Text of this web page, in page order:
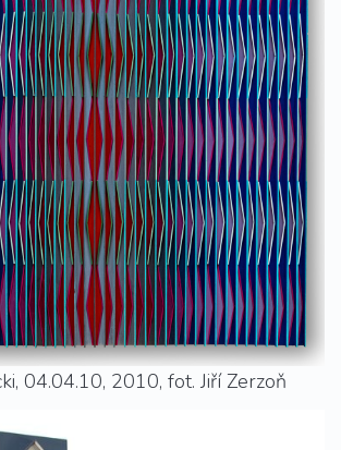
04.04.10, 2010, fot. Jiří Zerzoň